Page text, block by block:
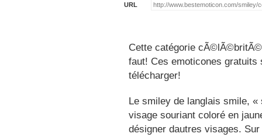
URL
Cette catégorie
faut! Ces emoticones
télécharger!
Le smiley de langlais smile,
visage souriant coloré en
désigner dautres visages.